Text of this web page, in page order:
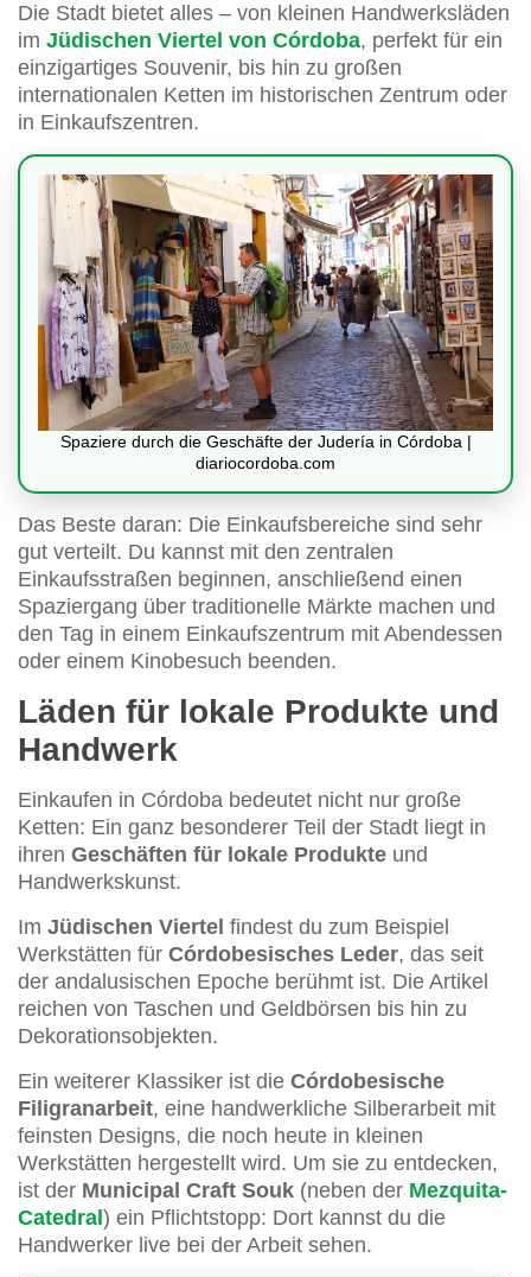
Die Stadt bietet alles – von kleinen Handwerksläden
im Jüdischen Viertel von Córdoba, perfekt für ein
einzigartiges Souvenir, bis hin zu großen
internationalen Ketten im historischen Zentrum oder
in Einkaufszentren.
Spaziere durch die Geschäfte der Judería in Córdoba |
diariocordoba.com
Das Beste daran: Die Einkaufsbereiche sind sehr
gut verteilt. Du kannst mit den zentralen
Einkaufsstraßen beginnen, anschließend einen
Spaziergang über traditionelle Märkte machen und
den Tag in einem Einkaufszentrum mit Abendessen
oder einem Kinobesuch beenden.
Läden für lokale Produkte und
Handwerk
Einkaufen in Córdoba bedeutet nicht nur große
Ketten: Ein ganz besonderer Teil der Stadt liegt in
ihren Geschäften für lokale Produkte und
Handwerkskunst.
Im Jüdischen Viertel findest du zum Beispiel
Werkstätten für Córdobesisches Leder, das seit
der andalusischen Epoche berühmt ist. Die Artikel
reichen von Taschen und Geldbörsen bis hin zu
Dekorationsobjekten.
Ein weiterer Klassiker ist die Córdobesische
Filigranarbeit, eine handwerkliche Silberarbeit mit
feinsten Designs, die noch heute in kleinen
Werkstätten hergestellt wird. Um sie zu entdecken,
ist der Municipal Craft Souk (neben der Mezquita-
Catedral ) ein Pflichtstopp: Dort kannst du die
Handwerker live bei der Arbeit sehen.